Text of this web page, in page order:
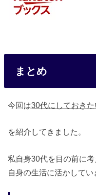
まとめ
今回は30代にしておきた
を紹介してきました。
私自身30代を目の前に
自身の生活に活かしてい